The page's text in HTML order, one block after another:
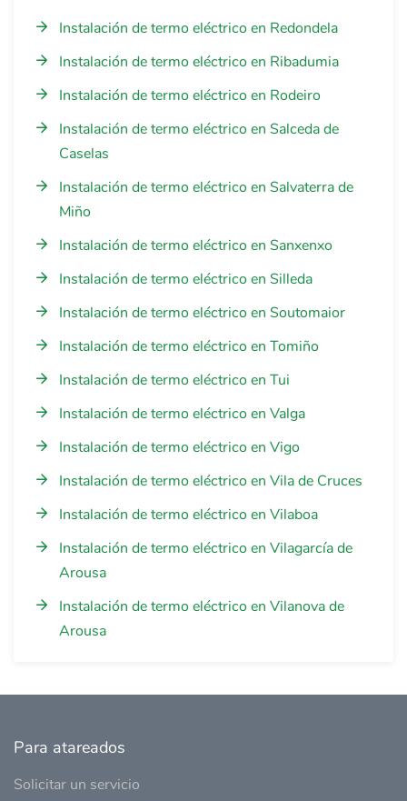
Instalación de termo eléctrico en Redondela
Instalación de termo eléctrico en Ribadumia
Instalación de termo eléctrico en Rodeiro
Instalación de termo eléctrico en Salceda de
Caselas
Instalación de termo eléctrico en Salvaterra de
Miño
Instalación de termo eléctrico en Sanxenxo
Instalación de termo eléctrico en Silleda
Instalación de termo eléctrico en Soutomaior
Instalación de termo eléctrico en Tomiño
Instalación de termo eléctrico en Tui
Instalación de termo eléctrico en Valga
Instalación de termo eléctrico en Vigo
Instalación de termo eléctrico en Vila de Cruces
Instalación de termo eléctrico en Vilaboa
Instalación de termo eléctrico en Vilagarcía de
Arousa
Instalación de termo eléctrico en Vilanova de
Arousa
Para atareados
Solicitar un servicio